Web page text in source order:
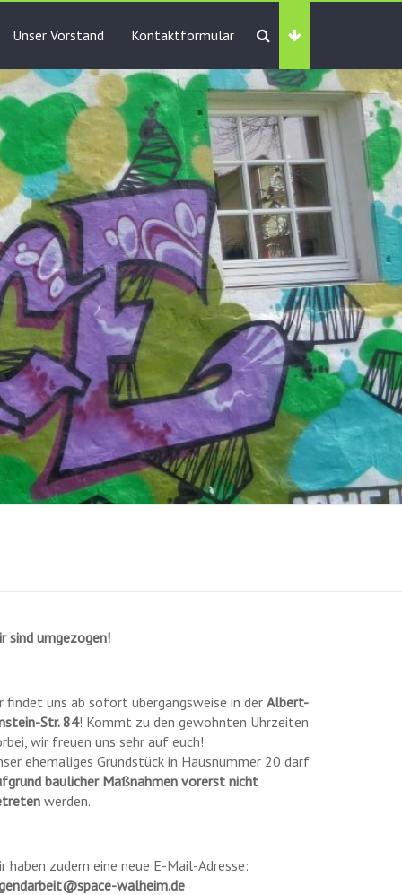
Unser Vorstand Kontaktformular
sind umgezogen!
findet uns ab sofort übergangsweise in derAlbert-
Str. 84! Kommt zu den gewohnten Uhrzeiten
wir freuen uns sehr auf euch!
ehemaliges Grundstück in Hausnummer 20 darf
baulicher Maßnahmen vorerst nicht
werden.
haben zudem eine neue E-Mail-Adresse:
walheim.de